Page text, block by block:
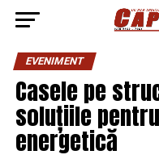
EVENIMENT
Casele pe
soluțiile
energetică